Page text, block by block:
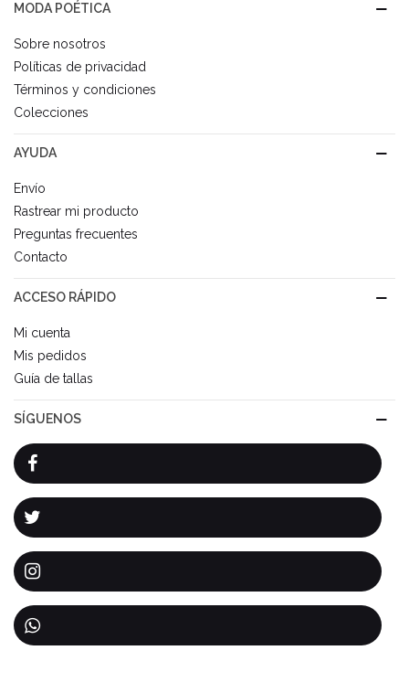
MODA POÉTICA
Sobre nosotros
Políticas de privacidad
Términos y condiciones
Colecciones
AYUDA
Envío
Rastrear mi producto
Preguntas frecuentes
Contacto
ACCESO RÁPIDO
Mi cuenta
Mis pedidos
Guía de tallas
SÍGUENOS